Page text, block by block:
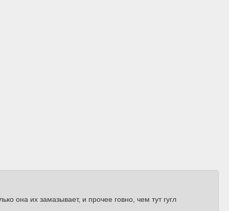
она их замазывает, и прочее говно, чем тут гугл